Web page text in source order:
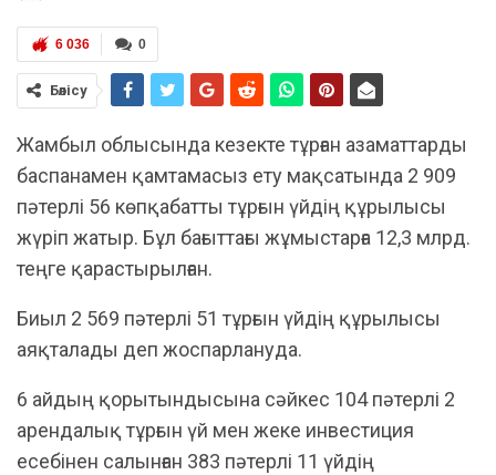
0
6 036
Бөлісу
Жамбыл облысында кезекте тұрған азаматтарды
баспанамен қамтамасыз ету мақсатында 2 909
пәтерлі 56 көпқабатты тұрғын үйдің құрылысы
жүріп жатыр. Бұл бағыттағы жұмыстарға 12,3 млрд.
теңге қарастырылған.
Биыл 2 569 пәтерлі 51 тұрғын үйдің құрылысы
аяқталады деп жоспарлануда.
​6 айдың қорытындысына сәйкес 104 пәтерлі 2
арендалық тұрғын үй мен жеке инвестиция
есебінен салынған 383 пәтерлі 11 үйдің